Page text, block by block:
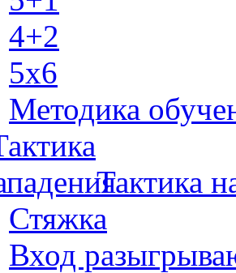
4+2
5x6
Методика
Тактика
Стяжка
Вход